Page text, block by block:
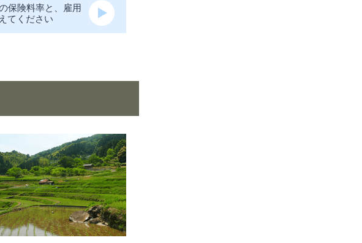
保険料率と、雇用
てください